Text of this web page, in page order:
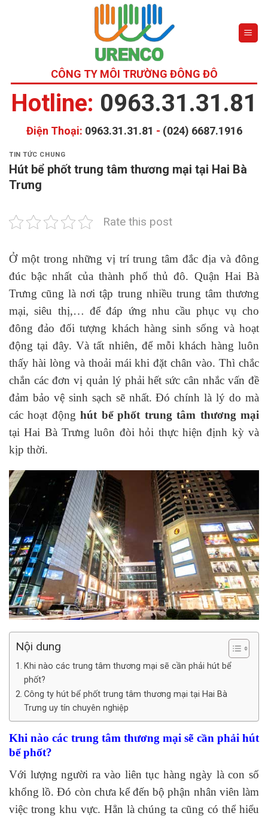
CÔNG TY MÔI TRƯỜNG ĐÔNG ĐÔ
Hotline: 0963.31.31.81
Điện Thoại: 0963.31.31.81 - (024) 6687.1916
TIN TỨC CHUNG
Hút bể phốt trung tâm thương mại tại Hai Bà
Trưng
Rate this post
Ở một trong những vị trí trung tâm đắc địa và đông
đúc bậc nhất của thành phố thủ đô. Quận Hai Bà
Trưng cũng là nơi tập trung nhiều trung tâm thương
mại, siêu thị,… để đáp ứng nhu cầu phục vụ cho
đông đảo đối tượng khách hàng sinh sống và hoạt
động tại đây. Và tất nhiên, để mỗi khách hàng luôn
thấy hài lòng và thoải mái khi đặt chân vào. Thì chắc
chắn các đơn vị quản lý phải hết sức cân nhắc vấn đề
đảm bảo vệ sinh sạch sẽ nhất. Đó chính là lý do mà
các hoạt độnghút bể phốt trung tâm thương mại
tại Hai Bà Trưng luôn đòi hỏi thực hiện định kỳ và
kịp thời.
Nội dung
Khi nào các trung tâm thương mại sẽ cần phải hút bể
phốt?
Công ty hút bể phốt trung tâm thương mại tại Hai Bà
Trưng uy tín chuyên nghiệp
Khi nào các trung tâm thương mại sẽ cần phải hút
bể phốt?
Với lượng người ra vào liên tục hàng ngày là con số
khổng lồ. Đó còn chưa kể đến bộ phận nhân viên làm
việc trong khu vực. Hẳn là chúng ta cũng có thể hiểu